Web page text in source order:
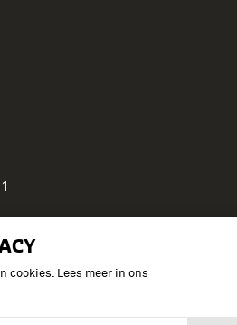
cookies. Lees meer in ons
Koninklijke Defensiemusea,